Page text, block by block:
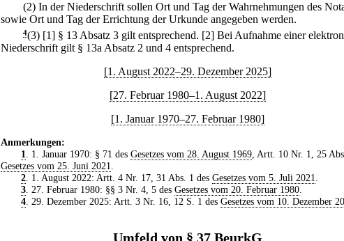
(2) In der Niederschrift sollen Ort und Tag der Wahrnehmungen des
sowie Ort und Tag der Errichtung der Urkunde angegeben werden.
4(3) [1] § 13 Absatz 3 gilt entsprechend. [2] Bei Aufnahme einer
Niederschrift gilt § 13a Absatz 2 und 4 entsprechend.
[1. August 2022–29. Dezember 2025]
[27. Februar 1980–1. August 2022]
[1. Januar 1970–27. Februar 1980]
Anmerkungen:
1. 1. Januar 1970: § 71 des Gesetzes vom 28. August 1969, Artt. 10 Nr. 1, 25
Gesetzes vom 25. Juni 2021.
2. 1. August 2022: Artt. 4 Nr. 17, 31 Abs. 1 des Gesetzes vom 5. Juli 2021.
3. 27. Februar 1980: §§ 3 Nr. 4, 5 des Gesetzes vom 20. Februar 1980.
4. 29. Dezember 2025: Artt. 3 Nr. 16, 12 S. 1 des Gesetzes vom 10. Dezember
Umfeld von § 37 BeurkG